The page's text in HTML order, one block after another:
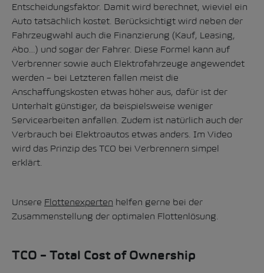
Entscheidungsfaktor. Damit wird berechnet, wieviel ein
Auto tatsächlich kostet. Berücksichtigt wird neben der
Fahrzeugwahl auch die Finanzierung (Kauf, Leasing,
Abo…) und sogar der Fahrer. Diese Formel kann auf
Verbrenner sowie auch Elektrofahrzeuge angewendet
werden – bei Letzteren fallen meist die
Anschaffungskosten etwas höher aus, dafür ist der
Unterhalt günstiger, da beispielsweise weniger
Servicearbeiten anfallen. Zudem ist natürlich auch der
Verbrauch bei Elektroautos etwas anders. Im Video
wird das Prinzip des TCO bei Verbrennern simpel
erklärt.
Unsere Flottenexperten helfen gerne bei der
Zusammenstellung der optimalen Flottenlösung.
TCO – Total Cost of Ownership